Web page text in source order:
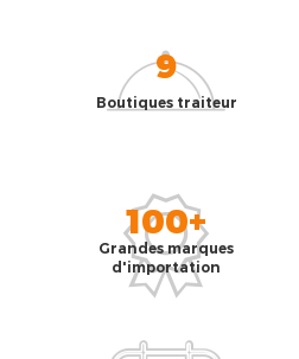
9
Boutiques traiteur
100+
Grandes marques
d'importation